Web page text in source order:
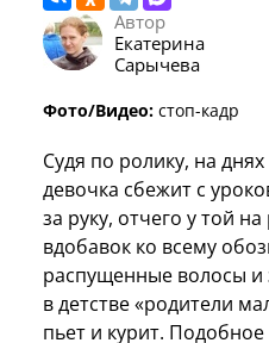
Автор
Екатерина
Сарычева
Фото/Видео: стоп-кадр
Судя по ролику, на
девочка сбежит с
за руку, отчего у той
вдобавок ко всему
распущенные волосы и
в детстве «родители
пьет и курит.